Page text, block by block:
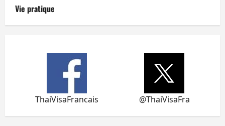
Vie pratique
ThaiVisaFrancais @ThaiVisaFra